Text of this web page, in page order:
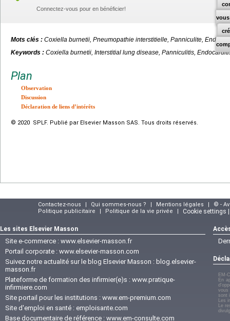
vous
Connectez-vous pour en bénéficier!
Mots clés : Coxiella burnetii, Pneumopathie interstitielle, Panniculite,
Keywords : Coxiella burnetii, Interstitial lung disease, Panniculitis,
Plan
Observation
Discussion
Déclaration de liens d’intérêts
© 2020 SPLF. Publié par Elsevier Masson SAS. Tous droits réservés.
Contactez-nous | Qui sommes-nous ? | Mentions légales |
© -
Politique publicitaire
| Politique de la vie privée | Cookie settings
Les sites Elsevier Masson
Site e-commerce : www.elsevier-masson.fr
Portail corporate : www.elsevier-masson.com
Suivez notre actualité sur le blog Elsevier Masson : blog.elsevier-
masson.fr
Plateforme de formation des infirmier(e)s : www.pratique-
infirmiere.com
Site portail pour les institutions : www.em-premium.com
Site d'emploi en santé : emploisante.com
Base documentaire de référence : www.em-consulte.com
EM-
En
vous
sont
Les
Le